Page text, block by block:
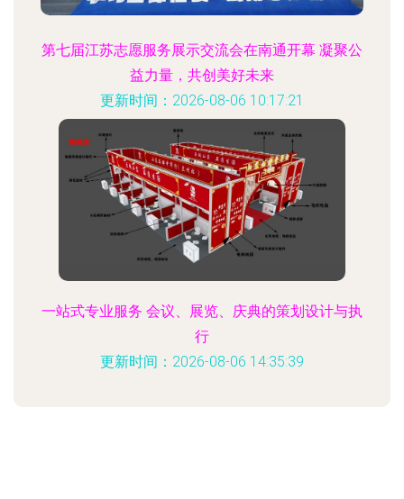
第七届江苏志愿服务展示交流会在南通开幕 凝聚公
益力量，共创美好未来
更新时间：2026-08-06 10:17:21
一站式专业服务 会议、展览、庆典的策划设计与执
行
更新时间：2026-08-06 14:35:39